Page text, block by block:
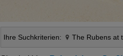
Ihre Suchkriterien: The Rubens at